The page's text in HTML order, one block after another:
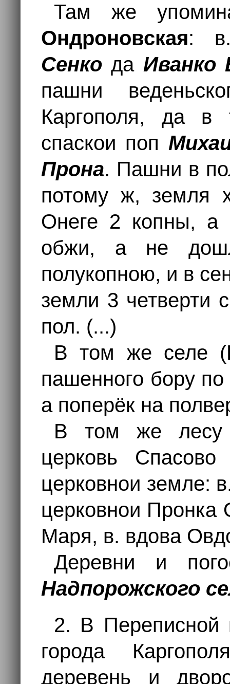
Там же
Ондроновская:
Сенко да Иванко
пашни
Каргополя, да
спаскои поп
Прона. Пашни в
потому ж, земля
Онеге 2 копны, а
обжи, а не
полукопною, и в
земли 3 четверти
пол. (...)
В том же селе
пашенного бору по
а поперёк на
В том же лесу
церковь
церковнои земле:
церковнои Пронка
Маря, в. вдова
Деревни и
Надпорожского
2. В Переписной
города
деревень и